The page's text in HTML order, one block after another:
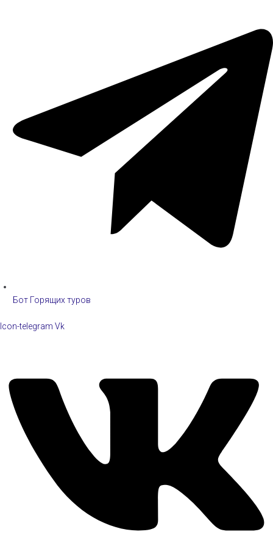
Бот Горящих туров
Icon-telegram Vk